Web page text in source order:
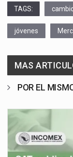
TAGS:
jóvenes
MAS
POR EL